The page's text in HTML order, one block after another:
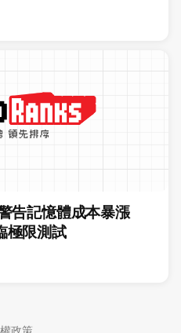
告記憶體成本暴漲
極限測試
政策